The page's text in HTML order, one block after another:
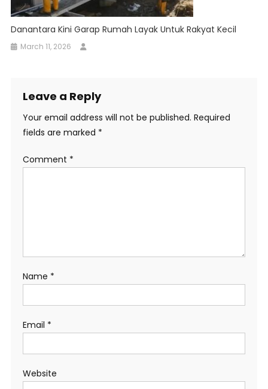
Danantara Kini Garap Rumah Layak Untuk Rakyat Kecil
March 11, 2026
Leave a Reply
Your email address will not be published. Required
fields are marked *
Comment *
Name *
Email *
Website